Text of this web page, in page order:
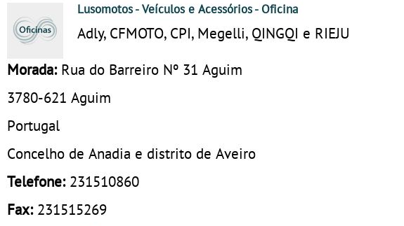
Lusomotos - Veículos e Acessórios- Oficina
Adly, CFMOTO, CPI, Megelli, QINGQI e RIEJU
Morada: Rua do Barreiro Nº 31 Aguim
3780-621 Aguim
Portugal
Concelho de Anadia e distrito de Aveiro
Telefone: 231510860
Fax: 231515269